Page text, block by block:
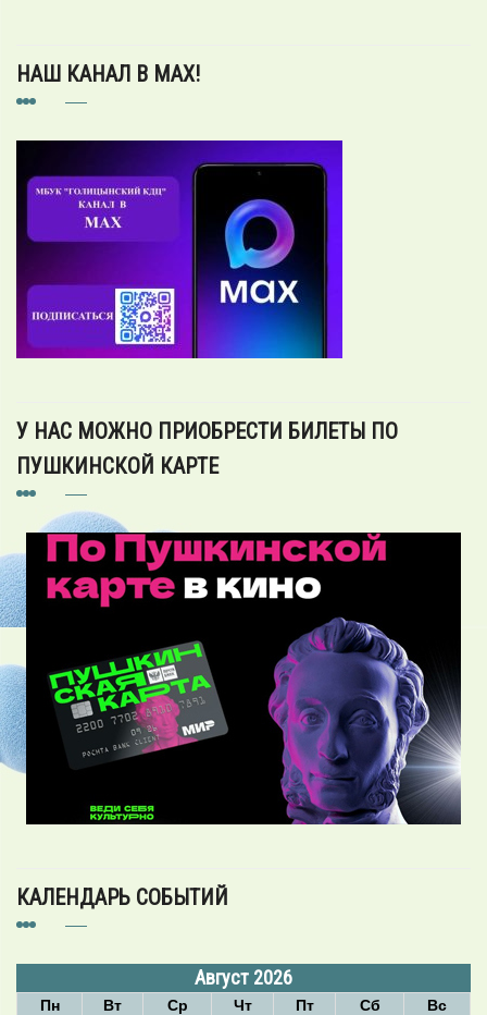
НАШ КАНАЛ В MAX!
У НАС МОЖНО ПРИОБРЕСТИ БИЛЕТЫ ПО
ПУШКИНСКОЙ КАРТЕ
КАЛЕНДАРЬ СОБЫТИЙ
Август 2026
Пн Вт Ср Чт Пт Сб
Вс